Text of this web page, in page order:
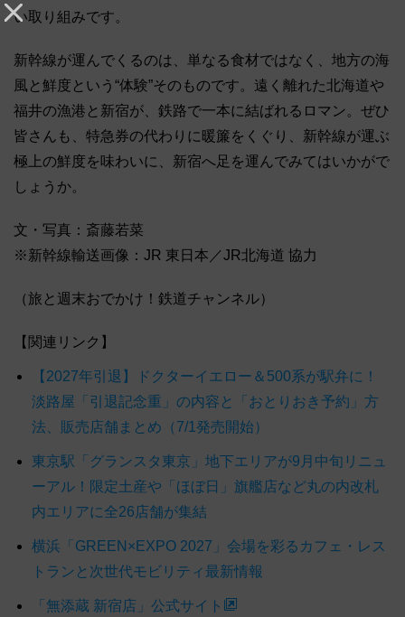
い取り組みです。
新幹線が運んでくるのは、単なる食材ではなく、地方の海
風と鮮度という“体験”そのものです。遠く離れた北海道や
福井の漁港と新宿が、鉄路で一本に結ばれるロマン。ぜひ
皆さんも、特急券の代わりに暖簾をくぐり、新幹線が運ぶ
極上の鮮度を味わいに、新宿へ足を運んでみてはいかがで
しょうか。
文・写真：斎藤若菜
※新幹線輸送画像：JR 東日本／JR北海道 協力
（旅と週末おでかけ！鉄道チャンネル）
【関連リンク】
【2027年引退】ドクターイエロー＆500系が駅弁に！
淡路屋「引退記念重」の内容と「おとりおき予約」方
法、販売店舗まとめ（7/1発売開始）
東京駅「グランスタ東京」地下エリアが9月中旬リニュ
ーアル！限定土産や「ほぼ日」旗艦店など丸の内改札
内エリアに全26店舗が集結
横浜「GREEN×EXPO 2027」会場を彩るカフェ・レス
トランと次世代モビリティ最新情報
「無添蔵 新宿店」公式サイト